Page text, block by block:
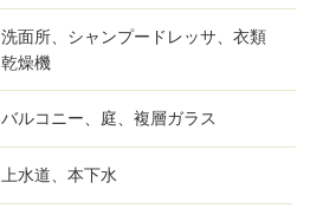
洗面所、シャンプードレッサ、衣類
乾燥機
バルコニー、庭、複層ガラス
上水道、本下水